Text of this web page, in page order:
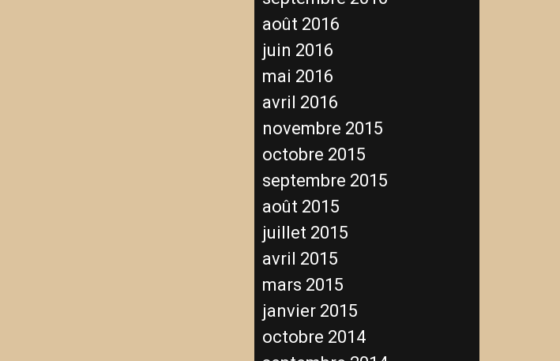
août 2016
juin 2016
mai 2016
avril 2016
novembre 2015
octobre 2015
septembre 2015
août 2015
juillet 2015
avril 2015
mars 2015
janvier 2015
octobre 2014